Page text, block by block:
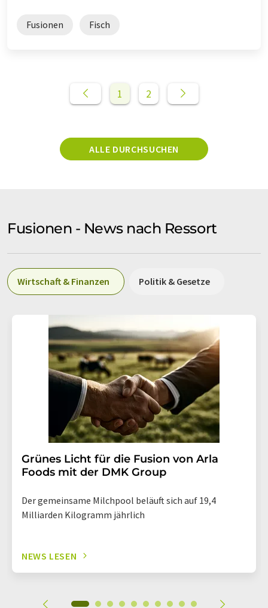
Fusionen Fisch
1 2
ALLE DURCHSUCHEN
Fusionen - News nach Ressort
Wirtschaft & Finanzen Politik & Gesetze
Grünes Licht für die Fusion von Arla
Foods mit der DMK Group
Der gemeinsame Milchpool beläuft sich auf 19,4
Milliarden Kilogramm jährlich
NEWS LESEN